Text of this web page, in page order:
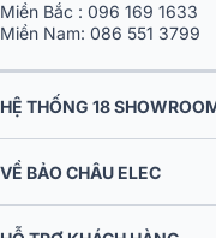
Miền Bắc : 096 169 1633
Miền Nam: 086 551 3799
HỆ THỐNG 18
VỀ BẢO CHÂU ELEC